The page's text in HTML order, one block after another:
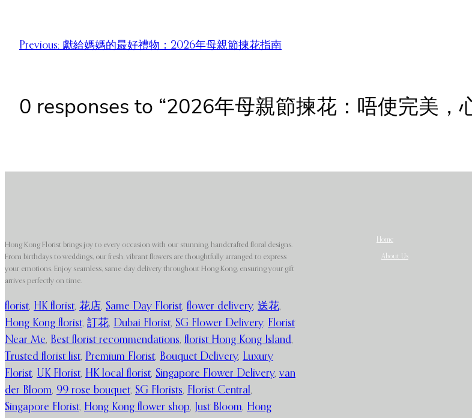
Previous: 獻給媽媽的最好禮物：2026年母親節揀花指南
0 responses to “2026年母親節揀花：唔使完美，
Hong Kong Florist brings joy to every occasion with our stunning, handcrafted floral designs.
From birthdays to weddings, our fresh, vibrant flowers are thoughtfully arranged to express
your emotions. Enjoy seamless, same-day delivery throughout Hong Kong, ensuring your gift
arrives perfectly on time.
florist, HK florist, 花店, Same Day Florist, flower delivery, 送花,
Hong Kong florist, 訂花, Dubai Florist, SG Flower Delivery, Florist
Near Me, Best florist recommendations, florist Hong Kong Island,
Trusted florist list, Premium Florist, Bouquet Delivery, Luxury
Florist, UK Florist, HK local florist, Singapore Flower Delivery, van
der Bloom, 99 rose bouquet, SG Florists, Florist Central,
Singapore Florist, Hong Kong flower shop, Just Bloom, Hong
Home
About Us